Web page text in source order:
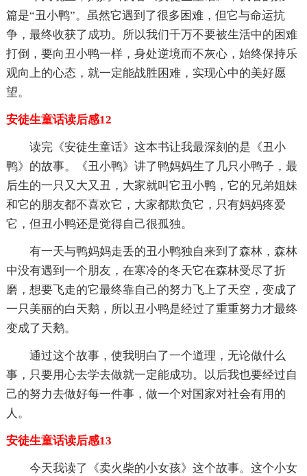
篇是“丑小鸭”。虽然它遇到了很多困难，但它与命运抗
争，最终收获了成功。所以我们千万不要被生活中的困难
打倒，要向丑小鸭一样，身处逆境而不灰心，始终保持乐
观向上的心态，就一定能战胜困难，实现心中的美好愿
望。
安徒生童话读后感12
读完《安徒生童话》这本书让我最深刻的是《丑小
鸭》的故事。《丑小鸭》讲了鸭妈妈生了几只小鸭子，最
后生的一只又大又丑，大家就叫它丑小鸭，它的兄弟姐妹
和它的朋友都不喜欢它，大家都欺负它，只有妈妈疼爱
它，但丑小鸭还是觉得自己很孤独。
有一天与鸭妈妈走丢的丑小鸭独自来到了森林，森林
中没有遇到一个朋友，在寒冷的冬天它在森林受尽了折
磨，想要飞走的它最终靠自己的努力飞上了天空，变成了
一只美丽的白天鹅，所以丑小鸭是经过了重重努力才最终
变成了天鹅。
通过这个故事，使我明白了一个道理，无论做什么
事，只要用心去学去做就一定能成功。以后我也要经过自
己的努力去做好每一件事，做一个对国家对社会有用的
人。
安徒生童话读后感13
今天我读了《卖火柴的小女孩》这个故事。这个小女